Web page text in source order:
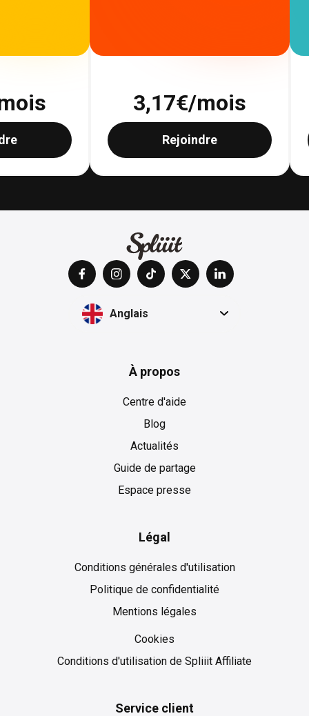
3,17€/mois
Rejoindre
Anglais
À propos
Centre d'aide
Blog
Actualités
Guide de partage
Espace presse
Légal
Conditions générales d'utilisation
Politique de confidentialité
Mentions légales
Cookies
Conditions d'utilisation de Spliiit Affiliate
Service client